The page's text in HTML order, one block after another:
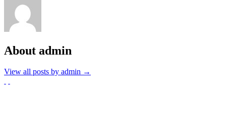
About admin
View all posts by admin →